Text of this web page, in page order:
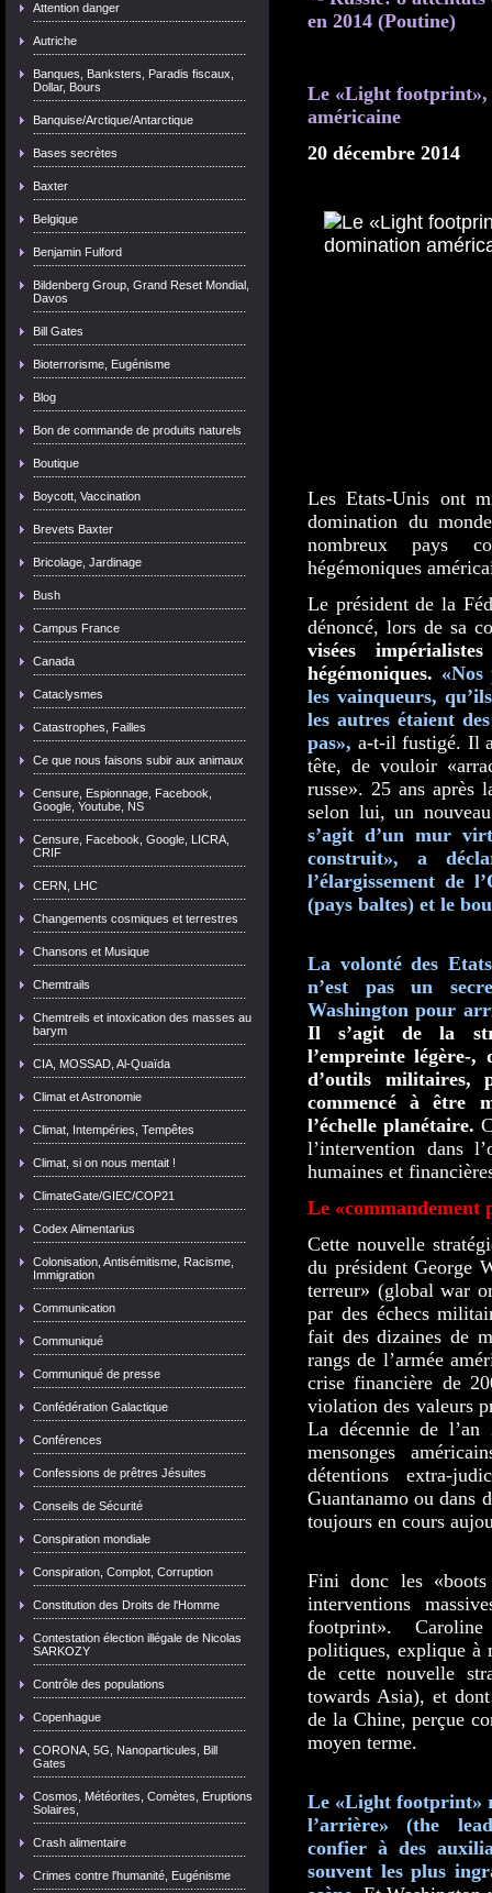
Attention danger
Autriche
Banques, Banksters, Paradis fiscaux,
Dollar, Bours
Banquise/Arctique/Antarctique
Bases secrètes
Baxter
Belgique
Benjamin Fulford
Bildenberg Group, Grand Reset Mondial,
Davos
Bill Gates
Bioterrorisme, Eugénisme
Blog
Bon de commande de produits naturels
Boutique
Boycott, Vaccination
Brevets Baxter
Bricolage, Jardinage
Bush
Campus France
Canada
Cataclysmes
Catastrophes, Failles
Ce que nous faisons subir aux animaux
Censure, Espionnage, Facebook,
Google, Youtube, NS
Censure, Facebook, Google, LICRA,
CRIF
CERN, LHC
Changements cosmiques et terrestres
Chansons et Musique
Chemtrails
Chemtreils et intoxication des masses au
barym
CIA, MOSSAD, Al-Quaïda
Climat et Astronomie
Climat, Intempéries, Tempêtes
Climat, si on nous mentait !
ClimateGate/GIEC/COP21
Codex Alimentarius
Colonisation, Antisémitisme, Racisme,
Immigration
Communication
Communiqué
Communiqué de presse
Confédération Galactique
Conférences
Confessions de prêtres Jésuites
Conseils de Sécurité
Conspiration mondiale
Conspiration, Complot, Corruption
Constitution des Droits de l'Homme
Contestation élection illégale de Nicolas
SARKOZY
Contrôle des populations
Copenhague
CORONA, 5G, Nanoparticules, Bill
Gates
Cosmos, Météorites, Comètes, Eruptions
Solaires,
Crash alimentaire
Crimes contre l'humanité, Eugénisme
en 2014 (Poutine)
Le «Light footprint»,
américaine
20 décembre 2014
Les Etats-Unis ont
domination du
nombreux pays
hégémoniques
Le président de la
dénoncé, lors de sa
visées
hégémoniques.
les vainqueurs,
les autres étaient
pas», a-t-il fustigé. Il
tête, de vouloir
russe». 25 ans après
selon lui, un
s’agit d’un mur
construit», a
l’élargissement de
(pays baltes) et le
La volonté des
n’est pas un
Washington pour
Il s’agit de la
l’empreinte légère-,
d’outils militaires,
commencé à être
l’échelle planétaire.
l’intervention dans
humaines et
Le «commandement
Cette nouvelle
du président George
terreur» (global war
par des échecs
fait des dizaines de
rangs de l’armée
crise financière de
violation des valeurs
La décennie de
mensonges
détentions extra-
Guantanamo ou dans
toujours en cours
Fini donc les
interventions
footprint».
politiques, explique à
de cette nouvelle
towards Asia), et
de la Chine, perçue
moyen terme.
Le «Light footprint»
l’arrière» (the
confier à des
souvent les plus